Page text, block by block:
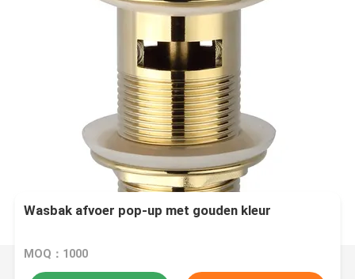
Wasbak afvoer pop-up met gouden kleur
MOQ：1000